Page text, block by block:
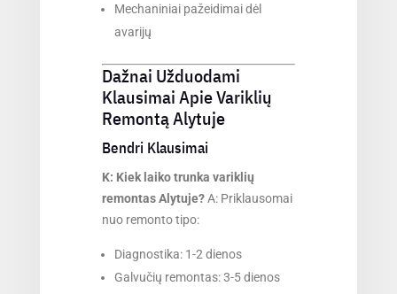
Mechaniniai pažeidimai dėl
avarijų
Dažnai Užduodami
Klausimai Apie Variklių
Remontą Alytuje
Bendri Klausimai
K: Kiek laiko trunka variklių
remontas Alytuje?A: Priklausomai
nuo remonto tipo:
Diagnostika: 1-2 dienos
Galvučių remontas: 3-5 dienos